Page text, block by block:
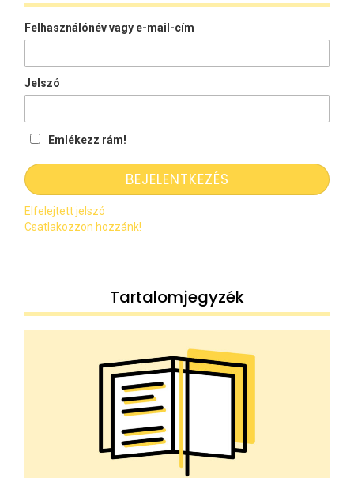
Felhasználónév vagy e-mail-cím
Jelszó
Emlékezz rám!
Elfelejtett jelszó
Csatlakozzon hozzánk!
Tartalomjegyzék